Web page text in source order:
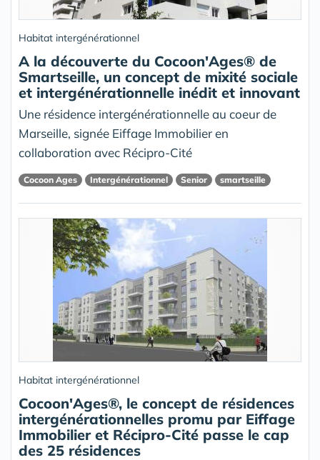
Habitat intergénérationnel
A la découverte du Cocoon'Ages® de
Smartseille, un concept de mixité sociale
et intergénérationnelle inédit et innovant
Une résidence intergénérationnelle au coeur de
Marseille, signée Eiffage Immobilier en
collaboration avec Récipro-Cité
Cocoon Ages Intergénérationnel Senior smartseille
Habitat intergénérationnel
Cocoon'Ages®, le concept de résidences
intergénérationnelles promu par Eiffage
Immobilier et Récipro-Cité passe le cap
des 25 résidences